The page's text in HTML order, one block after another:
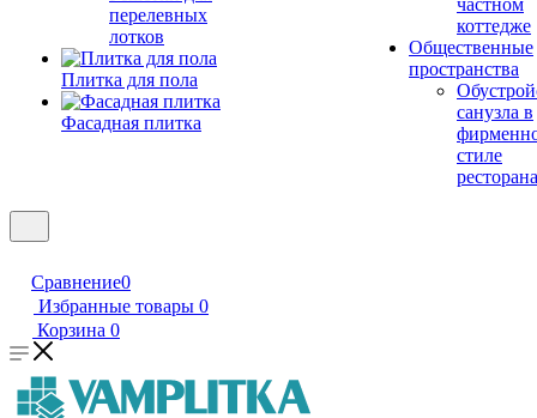
перелевных
лотков
Плитка для пола
Фасадная плитка
частном
коттедже
Общественные
пространства
санузла в
стиле
ресторана
Сравнение0
Избранные товары 0
Корзина 0